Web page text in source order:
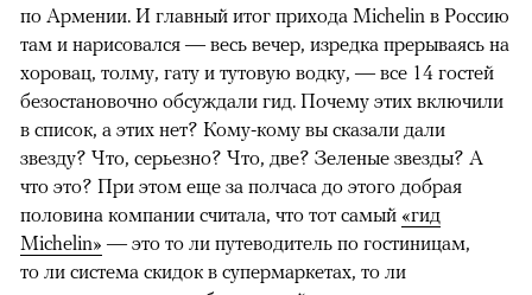
по Армении. И главный итог прихода Michelin в Россию
там и нарисовался — весь вечер, изредка прерываясь на
хоровац, толму, гату и тутовую водку, — все 14 гостей
безостановочно обсуждали гид. Почему этих включили
в список, а этих нет? Кому-кому вы сказали дали
звезду? Что, серьезно? Что, две? Зеленые звезды? А
что это? При этом еще за полчаса до этого добрая
половина компании считала, что тот самый «гид
Michelin» — это то ли путеводитель по гостиницам,
то ли система скидок в супермаркетах, то ли